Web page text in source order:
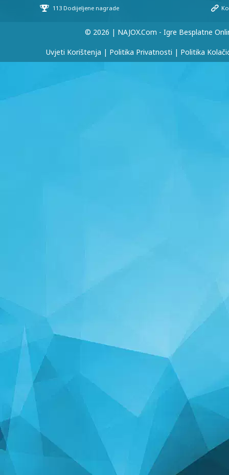
© 2026 | NAJOX.com - Igre Besplatne
Uvjeti Korištenja | Politika Privatnosti | Politika